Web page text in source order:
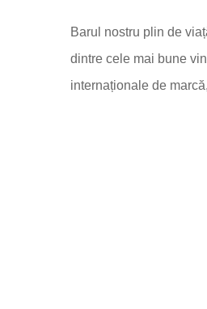
Barul nostru plin de
dintre cele mai bune
internaționale de